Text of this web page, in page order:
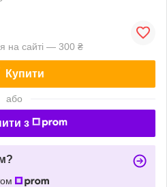
на сайті — 300 ₴
Купити
або
з